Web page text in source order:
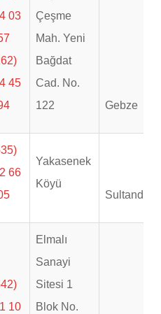
03
45
Çeşme
Mah. Yeni
Bağdat
Cad. No.
122
Gebze
66
Yakasenek
Köyü
Sultandağı
10
Elmalı
Sanayi
Sitesi 1
Blok No.